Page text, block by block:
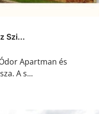
Szi...
Apartman és
A s...